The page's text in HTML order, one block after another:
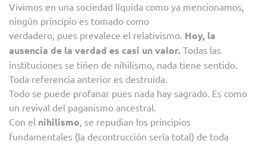
Vivimos en una sociedad líquida como ya mencionamos,
ningún principio es tomado como
verdadero, pues prevalece el relativismo. Hoy, la
ausencia de la verdad es casi un valor. Todas las
instituciones se tiñen de nihilismo, nada tiene sentido.
Toda referencia anterior es destruida.
Todo se puede profanar pues nada hay sagrado. Es como
un revival del paganismo ancestral.
Con el nihilismo, se repudian los principios
fundamentales (la decontrucción sería total) de toda